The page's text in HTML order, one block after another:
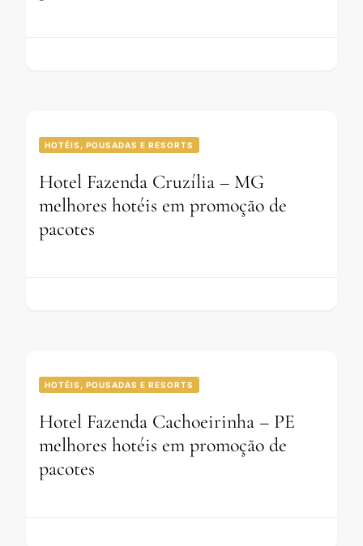
HOTÉIS, POUSADAS E RESORTS
Hotel Fazenda Cruzília – MG
melhores hotéis em promoção de
pacotes
HOTÉIS, POUSADAS E RESORTS
Hotel Fazenda Cachoeirinha – PE
melhores hotéis em promoção de
pacotes